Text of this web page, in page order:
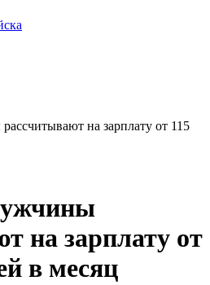
на зарплату от 115
на зарплату от
в месяц